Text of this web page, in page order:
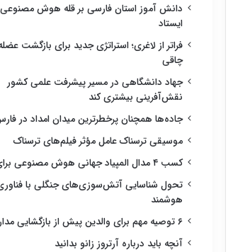
دانش آموز استان فارسی بر قله هوش
ایستاد
فراتر از لاغری؛ استراتژی جدید برای بازگشت
چاقی
جهاد دانشگاهی در مسیر پیشرفت علمی کشور
نقش‌آفرینی بیشتری کند
جاده‌ها همچنان پرخطرترین میدان امداد در
موسیقی ترسناک عامل مؤثر فیلم‌های ترسناک
کسب ۴ مدال المپیاد جهانی هوش مصنوعی برای ایران
تحول شناسایی آتش‌سوزی‌های جنگلی با
هوشمند
۶ توصیه مهم برای والدین پیش از بازگشایی مدارس
آنچه باید درباره آرتروز زانو بدانید